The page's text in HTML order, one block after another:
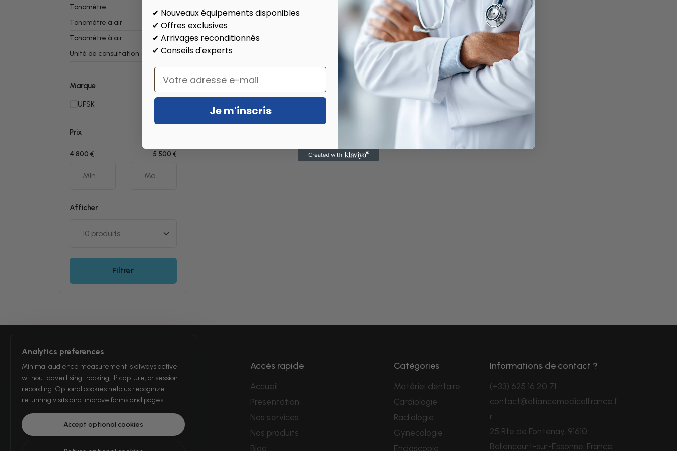
Tonomètre
Tonomètre à air
Tonomètre à air
Unité de consultation
Marque
UFSK
Prix
4 800 € 5 500 €
Afficher
Filtrer
Vente, achat et maintenance de
matériel médical.
Accès rapide
Accueil
Présentation
Nos services
Nos produits
Blog
Catégories
Matériel dentaire
Cardiologie
Radiologie
Gynécologie
Endoscopie
Informations de contact ?
(+33) 625 16 20 71
contact@alliancemedicalfrance.f
r
25 Rte de Fontenay, 91610
Ballancourt-sur-Essonne, France
Analytics preferences
Minimal audience measurement is always active
without advertising tracking, IP capture, or session
recording. Optional cookies help us recognize
returning visits and improve forms and pages.
Accept optional cookies
✔ Nouveaux équipements disponibles
✔ Offres exclusives
✔ Arrivages reconditionnés
✔ Conseils d'experts
Email
Je m'inscris